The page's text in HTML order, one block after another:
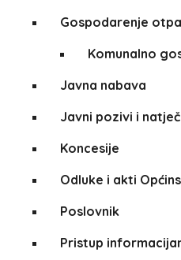
Gospodarenje
Komunalno
Javna nabava
Javni pozivi i
Koncesije
Odluke i akti
Poslovnik
Pristup